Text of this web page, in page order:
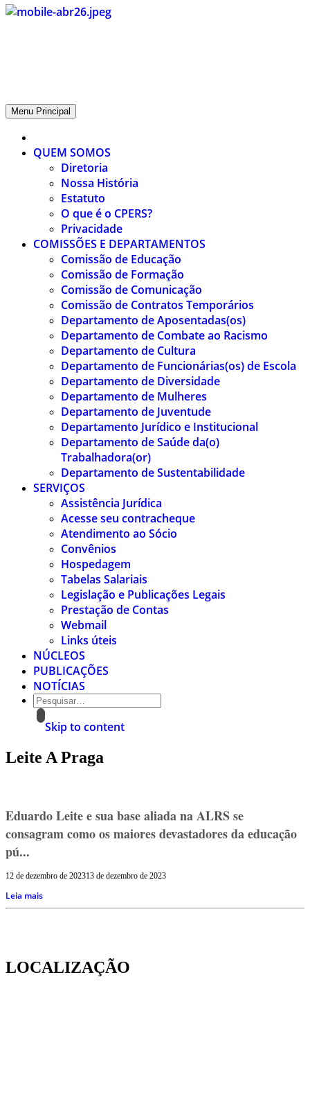
CPERS – Sindicato
CPERS – Sindicato dos Professores e Funcionários de escola do
Menu Principal
QUEM SOMOS
Diretoria
Nossa História
Estatuto
O que é o CPERS?
Privacidade
COMISSÕES E DEPARTAMENTOS
Comissão de Educação
Comissão de Formação
Comissão de Comunicação
Comissão de Contratos Temporários
Departamento de Aposentadas(os)
Departamento de Combate ao Racismo
Departamento de Cultura
Departamento de Funcionárias(os) de Escola
Departamento de Diversidade
Departamento de Mulheres
Departamento de Juventude
Departamento Jurídico e Institucional
Departamento de Saúde da(o)
Trabalhadora(or)
Departamento de Sustentabilidade
SERVIÇOS
Assistência Jurídica
Acesse seu contracheque
Atendimento ao Sócio
Convênios
Hospedagem
Tabelas Salariais
Legislação e Publicações Legais
Prestação de Contas
Webmail
Links úteis
NÚCLEOS
PUBLICAÇÕES
NOTÍCIAS
Skip to content
Leite A Praga
Eduardo Leite e sua base aliada na ALRS se
consagram como os maiores devastadores da educação
pú...
12 de dezembro de 202313 de dezembro de 2023
Leia mais
LOCALIZAÇÃO